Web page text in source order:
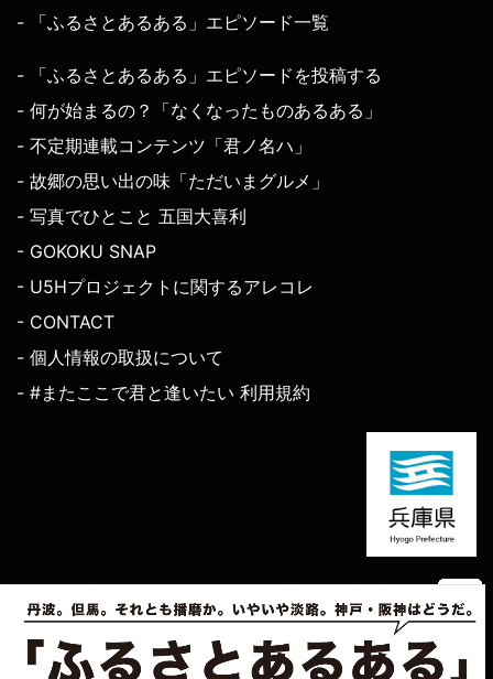
- 「ふるさとあるある」エピソード一覧
- 「ふるさとあるある」エピソードを投稿する
- 何が始まるの？「なくなったものあるある」
- 不定期連載コンテンツ「君ノ名ハ」
- 故郷の思い出の味「ただいまグルメ」
- 写真でひとこと 五国大喜利
- GOKOKU SNAP
- U5Hプロジェクトに関するアレコレ
- CONTACT
- 個人情報の取扱について
- #またここで君と逢いたい 利用規約